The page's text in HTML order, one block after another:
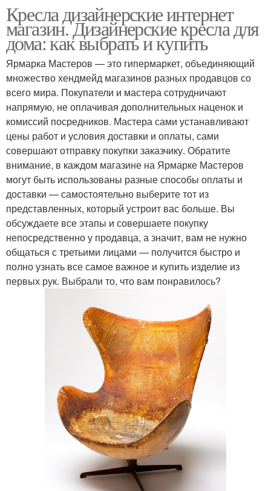
Кресла дизайнерские интернет
магазин. Дизайнерские кресла для
дома: как выбрать и купить
Ярмарка Мастеров — это гипермаркет, объединяющий
множество хендмейд магазинов разных продавцов со
всего мира. Покупатели и мастера сотрудничают
напрямую, не оплачивая дополнительных наценок и
комиссий посредников. Мастера сами устанавливают
цены работ и условия доставки и оплаты, сами
совершают отправку покупки заказчику. Обратите
внимание, в каждом магазине на Ярмарке Мастеров
могут быть использованы разные способы оплаты и
доставки — самостоятельно выберите тот из
представленных, который устроит вас больше. Вы
обсуждаете все этапы и совершаете покупку
непосредственно у продавца, а значит, вам не нужно
общаться с третьими лицами — получится быстро и
полно узнать все самое важное и купить изделие из
первых рук. Выбрали то, что вам понравилось?